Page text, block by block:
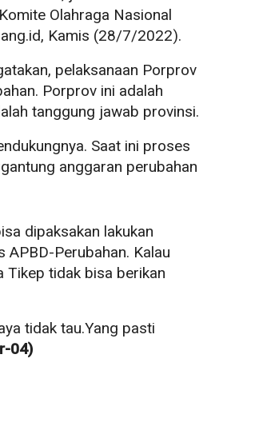
Olahraga Nasional
Kamis (28/7/2022).
pelaksanaan Porprov
Porprov ini adalah
tanggung jawab provinsi.
Saat ini proses
anggaran perubahan
dipaksakan lakukan
Perubahan. Kalau
Tikep tidak bisa berikan
tidak tau.Yang pasti
04)